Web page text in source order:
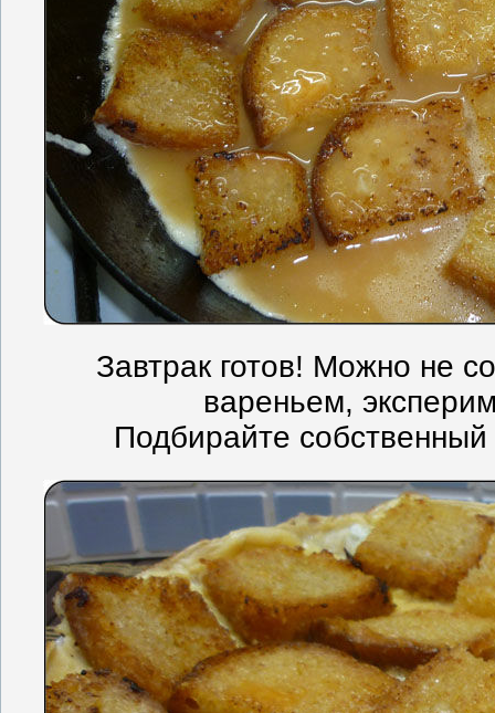
Завтрак готов! Можно не
вареньем,
Подбирайте собственный